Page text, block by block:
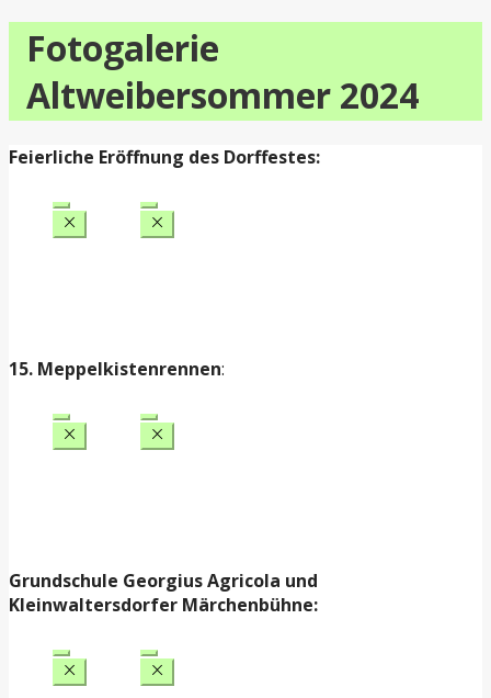
Fotogalerie
Altweibersommer 2024
Feierliche Eröffnung des Dorffestes:
15. Meppelkistenrennen:
Grundschule Georgius Agricola und
Kleinwaltersdorfer Märchenbühne: